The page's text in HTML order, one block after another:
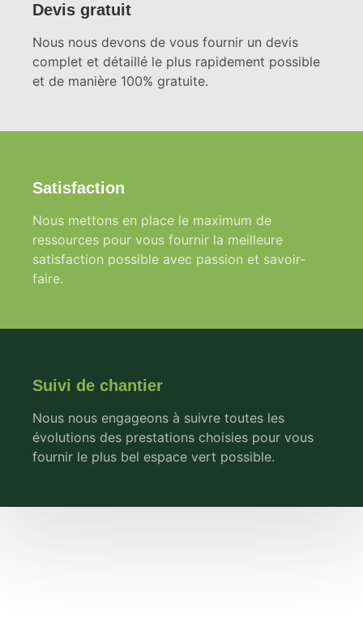
Devis gratuit
Nous nous devons de vous fournir un devis
complet et détaillé le plus rapidement possible
et de manière 100% gratuite.
Satisfaction
Nous mettons en place le maximum de
ressources pour vous fournir la meilleure
satisfaction possible avec passion et savoir-
faire.
Suivi de chantier
Nous nous engageons à suivre toutes les
évolutions des prestations choisies pour vous
fournir le plus bel espace vert possible.